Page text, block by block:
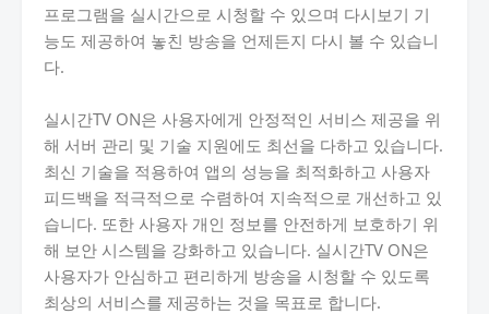
프로그램을 실시간으로 시청할 수 있으며 다시보기 기
능도 제공하여 놓친 방송을 언제든지 다시 볼 수 있습니
다.
실시간TV ON은 사용자에게 안정적인 서비스 제공을 위
해 서버 관리 및 기술 지원에도 최선을 다하고 있습니다.
최신 기술을 적용하여 앱의 성능을 최적화하고 사용자
피드백을 적극적으로 수렴하여 지속적으로 개선하고 있
습니다. 또한 사용자 개인 정보를 안전하게 보호하기 위
해 보안 시스템을 강화하고 있습니다. 실시간TV ON은
사용자가 안심하고 편리하게 방송을 시청할 수 있도록
최상의 서비스를 제공하는 것을 목표로 합니다.